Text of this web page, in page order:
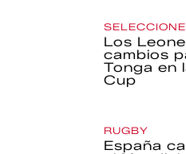
Los
cambios
Tonga en
Cup
RUGBY
España